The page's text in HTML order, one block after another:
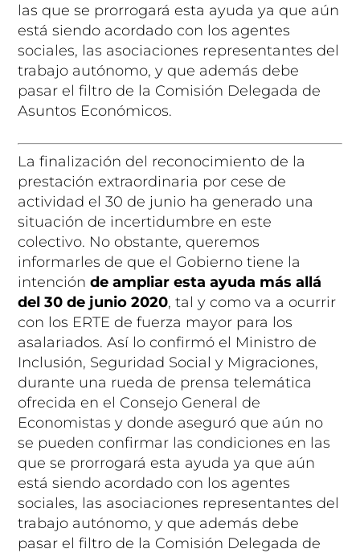
las que se prorrogará esta ayuda ya que aún
está siendo acordado con los agentes
sociales, las asociaciones representantes del
trabajo autónomo, y que además debe
pasar el filtro de la Comisión Delegada de
Asuntos Económicos.
La finalización del reconocimiento de la
prestación extraordinaria por cese de
actividad el 30 de junio ha generado una
situación de incertidumbre en este
colectivo. No obstante, queremos
informarles de que el Gobierno tiene la
intenciónde ampliar esta ayuda más allá
del 30 de junio 2020, tal y como va a ocurrir
con los ERTE de fuerza mayor para los
asalariados. Así lo confirmó el Ministro de
Inclusión, Seguridad Social y Migraciones,
durante una rueda de prensa telemática
ofrecida en el Consejo General de
Economistas y donde aseguró que aún no
se pueden confirmar las condiciones en las
que se prorrogará esta ayuda ya que aún
está siendo acordado con los agentes
sociales, las asociaciones representantes del
trabajo autónomo, y que además debe
pasar el filtro de la Comisión Delegada de